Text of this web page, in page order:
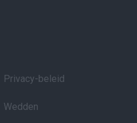
Privacy-beleid
Wedden